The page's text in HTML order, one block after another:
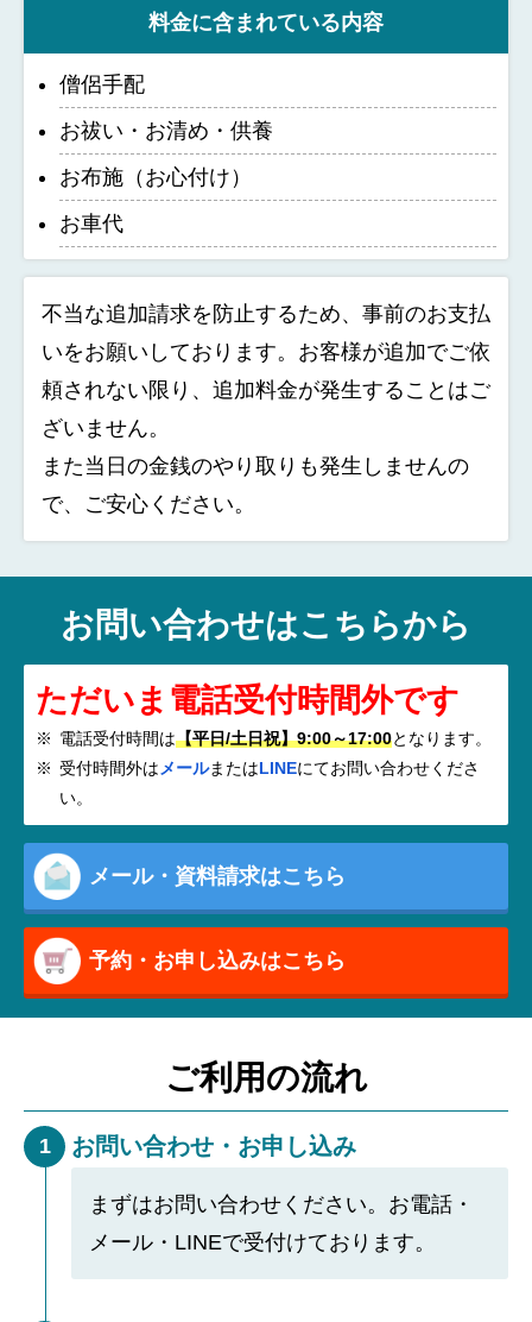
料金に含まれている内容
僧侶手配
お祓い・お清め・供養
お布施（お心付け）
お車代
不当な追加請求を防止するため、事前のお支払
いをお願いしております。お客様が追加でご依
頼されない限り、追加料金が発生することはご
ざいません。
また当日の金銭のやり取りも発生しませんの
で、ご安心ください。
お問い合わせはこちらから
ただいま電話受付時間外です
電話受付時間は【平日/土日祝】9:00～17:00となります。
受付時間外は メールまたはLINEにてお問い合わせくださ
い。
メール・資料請求はこちら
予約・お申し込みはこちら
ご利用の流れ
1 お問い合わせ・お申し込み
まずはお問い合わせください。お電話・
メール・LINEで受付けております。